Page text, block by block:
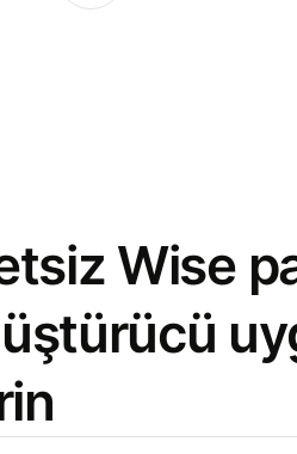
Wise